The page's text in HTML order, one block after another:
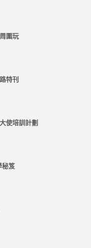
圍玩
特刊
使培訓計劃
秘笈